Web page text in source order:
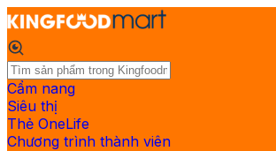
Cẩm nang
Siêu thị
Thẻ OneLife
Chương trình thành viên